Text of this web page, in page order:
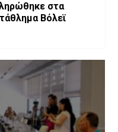
στα
Βόλεϊ